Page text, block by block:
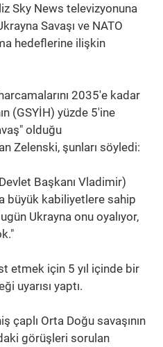
Sky News televizyonuna
Savaşı ve NATO
hedeflerine ilişkin
2035'e kadar
(GSYİH) yüzde 5'ine
olduğu
Zelenski, şunları söyledi:
Başkanı Vladimir)
büyük kabiliyetlere sahip
Ukrayna onu oyalıyor,
etmek için 5 yıl içinde bir
uyarısı yaptı.
çaplı Orta Doğu savaşının
görüşleri sorulan